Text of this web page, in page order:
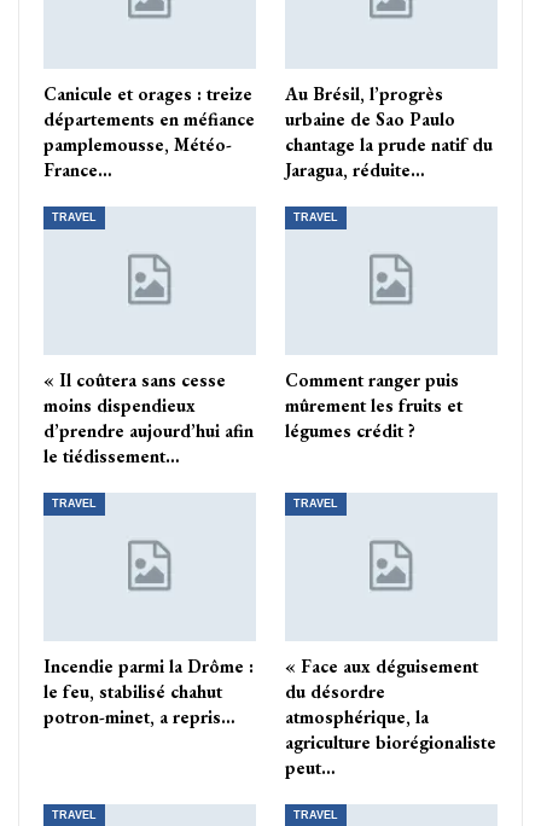
Canicule et orages : treize
départements en méfiance
pamplemousse, Météo-
France…
Au Brésil, l’progrès
urbaine de Sao Paulo
chantage la prude natif du
Jaragua, réduite…
TRAVEL
« Il coûtera sans cesse
moins dispendieux
d’prendre aujourd’hui afin
le tiédissement…
TRAVEL
Comment ranger puis
mûrement les fruits et
légumes crédit ?
TRAVEL
Incendie parmi la Drôme :
le feu, stabilisé chahut
potron-minet, a repris…
TRAVEL
« Face aux déguisement
du désordre
atmosphérique, la
agriculture biorégionaliste
peut…
TRAVEL TRAVEL